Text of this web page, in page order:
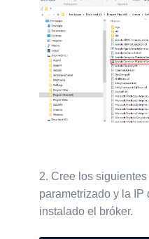
2. Cree los
parametrizado y la IP
instalado el bróker.